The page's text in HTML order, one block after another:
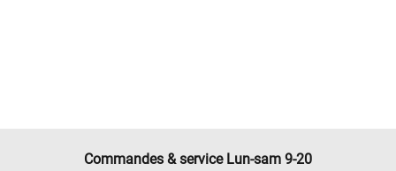
Commandes & service Lun-sam 9-20